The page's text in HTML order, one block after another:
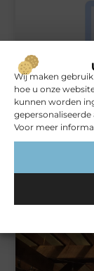
Wij maken
hoe u onze
kunnen worden
Voor meer
Rust en